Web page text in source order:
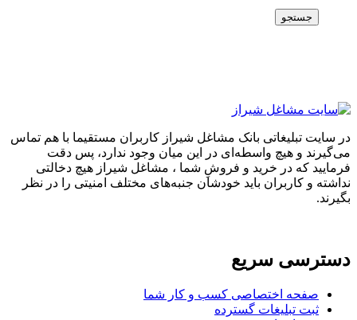
جستجو
در سایت تبلیغاتی بانک مشاغل شیراز کاربران مستقیما با هم تماس
می‌گیرند و هیچ واسطه‌ای در این میان وجود ندارد، پس دقت
فرمایید که در خرید و فروشِ شما ، مشاغل شیراز هیچ دخالتی
نداشته و کاربران باید خودشان جنبه‌های مختلف امنیتی را در نظر
بگیرند.
دسترسی سریع
صفحه اختصاصی کسب و کار شما
ثبت تبلیغات گسترده